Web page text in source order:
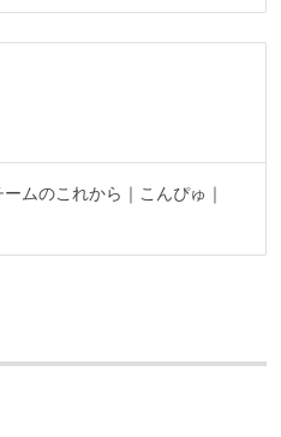
ムのこれから｜こんぴゅ｜